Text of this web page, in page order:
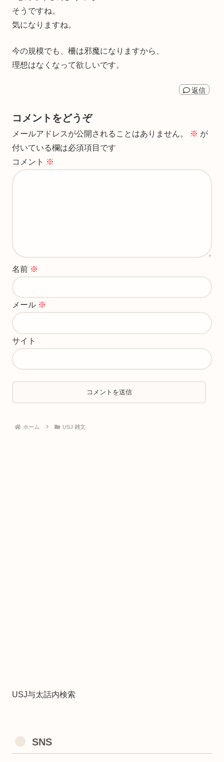
そうですね。
気になりますね。
今の規模でも、柵は邪魔になりますから、
理想はなくなって欲しいです。
返信
コメントをどうぞ
メールアドレスが公開されることはありません。 ※ が
付いている欄は必須項目です
コメント ※
名前 ※
メール ※
サイト
ホーム USJ 雑文
USJ与太話内検索
SNS